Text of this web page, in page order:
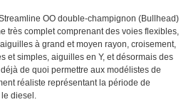
OO double-champignon (Bullhead)
très complet comprenant des voies flexibles,
à grand et moyen rayon, croisement,
et simples, aiguilles en Y, et désormais des
de quoi permettre aux modélistes de
réaliste représentant la période de
diesel.